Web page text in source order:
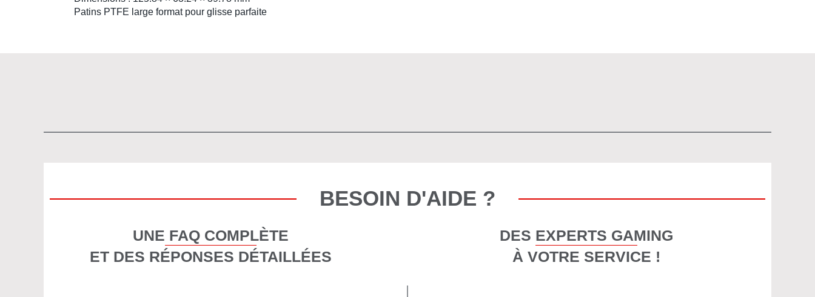
Patins PTFE large formatpour glisse parfaite
BESOIN D'AIDE ?
UNE FAQ COMPLÈTE
ET DES RÉPONSES DÉTAILLÉES
DES EXPERTS GAMING
À VOTRE SERVICE !